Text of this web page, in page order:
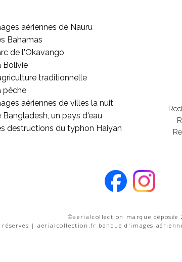
aériennes de Nauru
Bahamas
de l'Okavango
Bolivie
traditionnelle
pêche
aériennes de villes la nuit
Bangladesh, un pays d'eau
destructions du typhon Haiyan
©aerialcollection marque déposée
| aerialcollection.fr banque d'images